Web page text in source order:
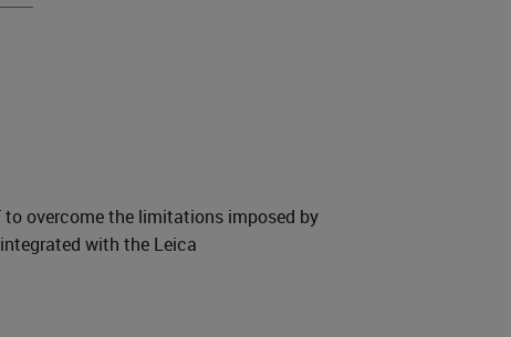
overcome the limitations imposed by
with the Leica